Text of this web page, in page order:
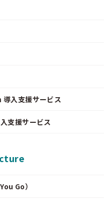
入支援サービス
支援サービス
Go）